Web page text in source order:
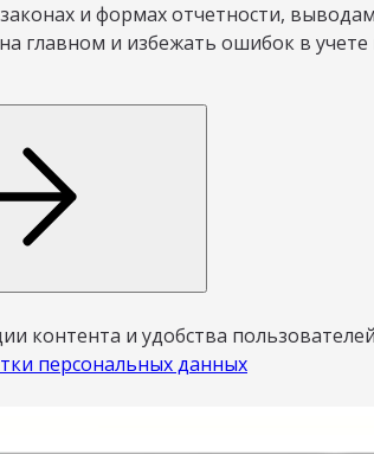
и формах отчетности,
главном и избежать ошибок в
контента и удобства
персональных данных